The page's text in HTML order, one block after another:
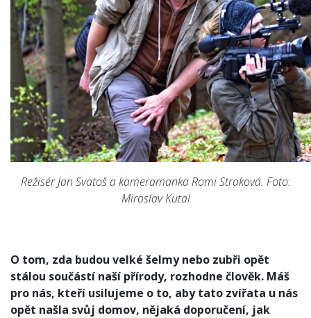
Režisér Jan Svatoš a kameramanka Romi Straková. Foto:
Miroslav Kutal
O tom, zda budou velké šelmy nebo zubři opět
stálou součástí naší přírody, rozhodne člověk. Máš
pro nás, kteří usilujeme o to, aby tato zvířata u nás
opět našla svůj domov, nějaká doporučení, jak